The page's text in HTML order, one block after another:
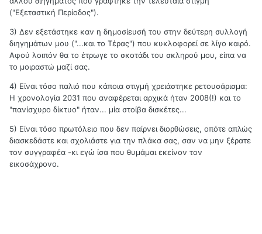
("Εξεταστική Περίοδος").
3) Δεν εξετάστηκε καν η δημοσίευσή του στην δεύτερη συλλογή
διηγημάτων μου ("...και το Τέρας") που κυκλοφορεί σε λίγο καιρό.
Αφού λοιπόν θα το έτρωγε το σκοτάδι του σκληρού μου, είπα να
το μοιραστώ μαζί σας.
4) Είναι τόσο παλιό που κάποια στιγμή χρειάστηκε ρετουσάρισμα:
Η χρονολογία 2031 που αναφέρεται αρχικά ήταν 2008(!) και το
"πανίσχυρο δίκτυο" ήταν... μία στοίβα δισκέτες...
5) Είναι τόσο πρωτόλειο που δεν παίρνει διορθώσεις, οπότε απλώς
διασκεδάστε και σχολιάστε για την πλάκα σας, σαν να μην ξέρατε
τον συγγραφέα -κι εγώ ίσα που θυμάμαι εκείνον τον
εικοσάχρονο.